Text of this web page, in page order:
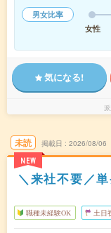
男女比率
女性
気になる!
未読
NEW
掲載日 2026/08/06
＼来社不要／
職種未経験OK 土日